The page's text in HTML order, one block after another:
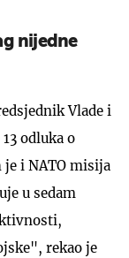
nijedne
Vlade i
odluka o
i NATO misija
u sedam
rekao je